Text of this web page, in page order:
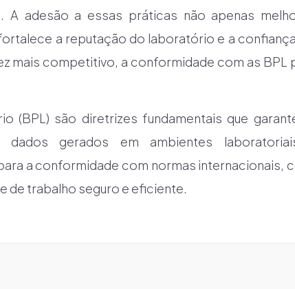
A adesão a essas práticas não apenas
a reputação do laboratório e a
mais competitivo, a conformidade com as BPL
(BPL) são diretrizes fundamentais que
dados gerados em ambientes
a conformidade com normas internacionais,
de trabalho seguro e eficiente.